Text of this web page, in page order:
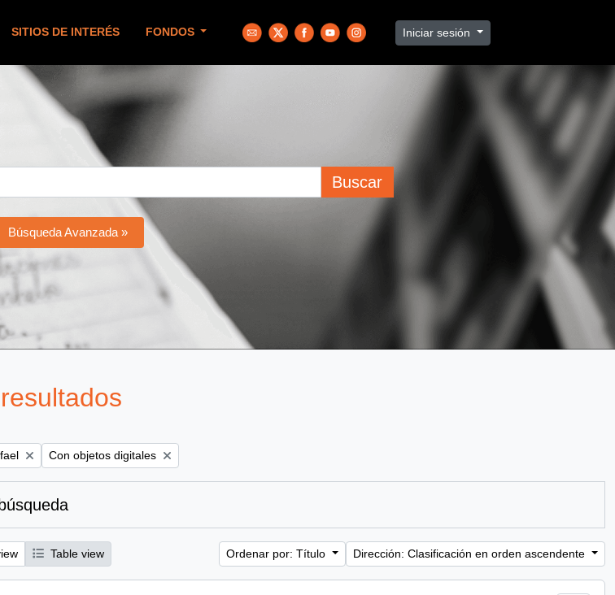
SITIOS DE INTERÉS FONDOS Iniciar sesión
Buscar
Búsqueda Avanzada »
Remove filter:
Con objetos digitales
Table view Ordenar por: Título Dirección: Clasificación en orden ascendente